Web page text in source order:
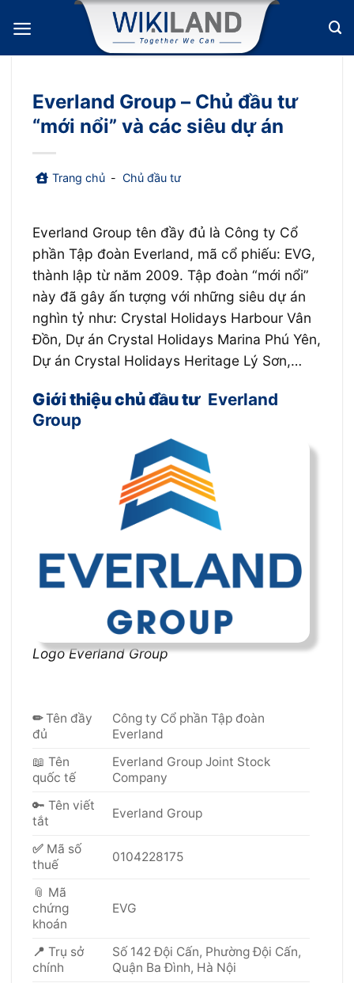
qua
nội
Everland Group – Chủ đầu tư
“mới nổi” và các siêu dự án
Trang chủ - Chủ đầu tư
Everland Group tên đầy đủ là Công ty Cổ
phần Tập đoàn Everland, mã cổ phiếu: EVG,
thành lập từ năm 2009. Tập đoàn “mới nổi”
này đã gây ấn tượng với những siêu dự án
nghìn tỷ như: Crystal Holidays Harbour Vân
Đồn, Dự án Crystal Holidays Marina Phú Yên,
Dự án Crystal Holidays Heritage Lý Sơn,…
Giới thiệu chủ đầu tư Everland
Group
Logo Everland Group
✏Tên đầy
đủ
Công ty Cổ phần Tập đoàn
Everland
📖 Tên
quốc tế
Everland Group Joint Stock
Company
🔑 Tên viết
tắt
Everland Group
✅ Mã số
thuế
0104228175
📎 Mã
chứng
khoán
EVG
📍 Trụ sở
chính
Số 142 Đội Cấn, Phường Đội Cấn,
Quận Ba Đình, Hà Nội